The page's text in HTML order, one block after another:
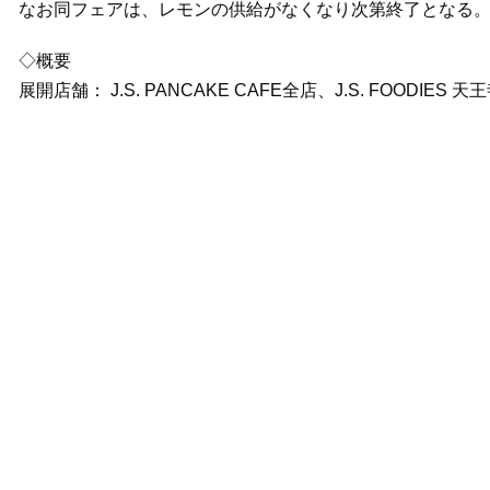
なお同フェアは、レモンの供給がなくなり次第終了となる。
◇概要
展開店舗： J.S. PANCAKE CAFE全店、J.S. FOODIES 天王